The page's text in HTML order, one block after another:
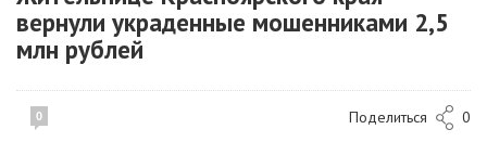
вернули украденные мошенниками 2,5
млн рублей
0 Поделиться 0